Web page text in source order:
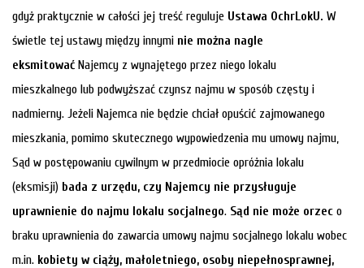
gdyż praktycznie w całości jej treść reguluje Ustawa OchrLokU. W
świetle tej ustawy między innymi nie można nagle
eksmitować Najemcy z wynajętego przez niego lokalu
mieszkalnego lub podwyższać czynsz najmu w sposób częsty i
nadmierny. Jeżeli Najemca nie będzie chciał opuścić zajmowanego
mieszkania, pomimo skutecznego wypowiedzenia mu umowy najmu,
Sąd w postępowaniu cywilnym w przedmiocie opróżnia lokalu
(eksmisji) bada z urzędu, czy Najemcy nie przysługuje
uprawnienie do najmu lokalu socjalnego. Sąd nie może orzec o
braku uprawnienia do zawarcia umowy najmu socjalnego lokalu wobec
m.in. kobiety w ciąży, małoletniego, osoby niepełnosprawnej,